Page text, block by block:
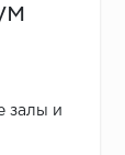
залы и